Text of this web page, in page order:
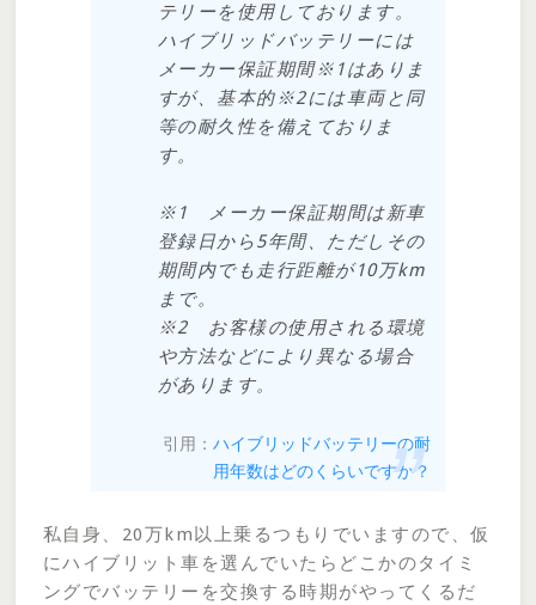
テリーを使用しております。
ハイブリッドバッテリーには
メーカー保証期間※1はありま
すが、基本的※2には車両と同
等の耐久性を備えておりま
す。
※1 メーカー保証期間は新車
登録日から5年間、ただしその
期間内でも走行距離が10万km
まで。
※2 お客様の使用される環境
や方法などにより異なる場合
があります。
引用：ハイブリッドバッテリーの耐
用年数はどのくらいですか？
私自身、20万km以上乗るつもりでいますので、仮
にハイブリット車を選んでいたらどこかのタイミ
ングでバッテリーを交換する時期がやってくるだ